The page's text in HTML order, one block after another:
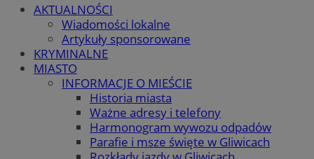
AKTUALNOŚCI
Wiadomości lokalne
Artykuły sponsorowane
KRYMINALNE
MIASTO
INFORMACJE O MIEŚCIE
Historia miasta
Ważne adresy i telefony
Harmonogram wywozu odpadów
Parafie i msze święte w Gliwicach